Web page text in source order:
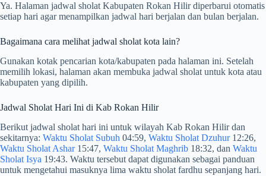
Ya. Halaman jadwal sholat Kabupaten Rokan Hilir diperbarui otomatis
setiap hari agar menampilkan jadwal hari berjalan dan bulan berjalan.
Bagaimana cara melihat jadwal sholat kota lain?
Gunakan kotak pencarian kota/kabupaten pada halaman ini. Setelah
memilih lokasi, halaman akan membuka jadwal sholat untuk kota atau
kabupaten yang dipilih.
Jadwal Sholat Hari Ini di Kab Rokan Hilir
Berikut jadwal sholat hari ini untuk wilayah Kab Rokan Hilir dan
sekitarnya: Waktu Sholat Subuh 04:59, Waktu Sholat Dzuhur12:26,
Waktu Sholat Ashar15:47, Waktu Sholat Maghrib 18:32, dan Waktu
Sholat Isya 19:43. Waktu tersebut dapat digunakan sebagai panduan
untuk mengetahui masuknya lima waktu sholat fardhu sepanjang hari.